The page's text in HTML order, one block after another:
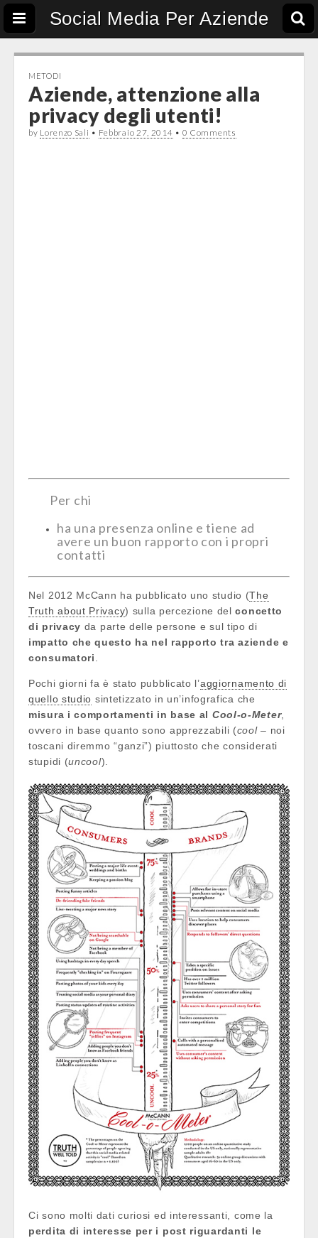
Social Media Per Aziende
METODI
Aziende, attenzione alla
privacy degli utenti!
by Lorenzo Sali • Febbraio 27, 2014 • 0 Comments
Per chi
ha una presenza online e tiene ad
avere un buon rapporto con i propri
contatti
Nel 2012 McCann ha pubblicato uno studio (The
Truth about Privacy) sulla percezione delconcetto
di privacy da parte delle persone e sul tipo di
impatto che questo ha nel rapporto tra aziende e
consumatori
Pochi giorni fa è stato pubblicato l’aggiornamento di
quello studio sintetizzato in un’infografica che
misura i comportamenti in base al Cool-o-Meter,
ovvero in base quanto sono apprezzabili (cool– noi
toscani diremmo “ganzi”) piuttosto che considerati
stupidi (uncool).
Ci sono molti dati curiosi ed interessanti, come la
perdita di interesse per i post riguardanti le